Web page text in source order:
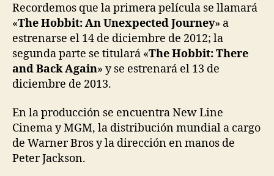
Recordemos que la primera película se llamará
«The Hobbit: An Unexpected Journey» a
estrenarse el 14 de diciembre de 2012; la
segunda parte se titulará «The Hobbit: There
and Back Again» y se estrenará el 13 de
diciembre de 2013.
En la producción se encuentra New Line
Cinema y MGM, la distribución mundial a cargo
de Warner Bros y la dirección en manos de
Peter Jackson.